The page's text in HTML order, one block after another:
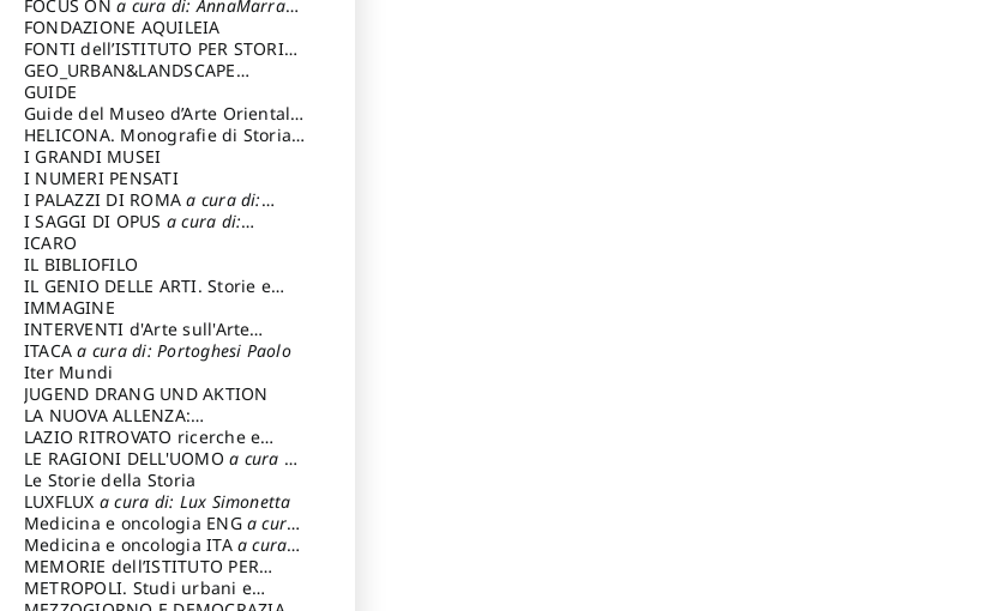
FOCUS ONa cura di: AnnaMarra
Contemporanea
FONDAZIONE AQUILEIA
FONTI dell’ISTITUTO PER STORIA
DEL RISORGIMENTO
GEO_URBAN&LANDSCAPE
PLANNING (GULP)
Trusiani Elio
GUIDE
Guide del Museo d’Arte Orientale
“Giuseppe Tucci”
HELICONA. Monografie di Storia
dell'Artea cura di: Gallo Marco
I GRANDI MUSEI
I NUMERI PENSATI
I PALAZZI DI ROMAa cura di:
Ippoliti Alessandro
I SAGGI DI OPUS a cura di:
Scalesse Tommaso
ICARO
IL BIBLIOFILO
IL GENIO DELLE ARTI. Storie e
interpretazione
IMMAGINE
INTERVENTI d'Arte sull'Arte
dedicata alla cultura della
conservazione d’arte
Fondazione Paola Droghetti onlus
ITACAa cura di: Portoghesi Paolo
Iter Mundi
JUGEND DRANG UND AKTION
LA NUOVA ALLENZA:
ARCHITETTURA & AMBIENTE
LAZIO RITROVATO ricerche e
restauri
LE RAGIONI DELL'UOMOa cura di:
Lombardi Satriani Luigi
Le Storie della Storia
LUXFLUX a cura di: Lux Simonetta
Medicina e oncologia ENG a cura
di: Lopez Massimo
Medicina e oncologia ITA a cura
di: Lopez Massimo
MEMORIE dell’ISTITUTO PER
STORIA DEL RISORGIMENTO
METROPOLI. Studi urbani e